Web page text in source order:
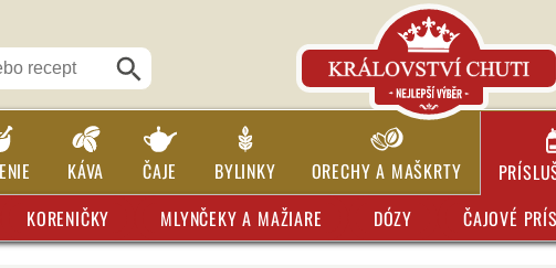
KÁVA ČAJE BYLINKY ORECHY A MAŠKRTY
KORENIČKY MLYNČEKY A MAŽIARE DÓZY ČAJOVÉ